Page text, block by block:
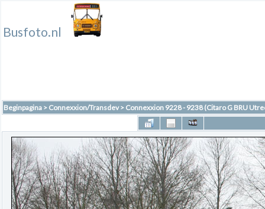
Busfoto.nl
Beginpagina > Connexxion/Transdev> Connexxion 9228 - 9238 (Citaro G BRU